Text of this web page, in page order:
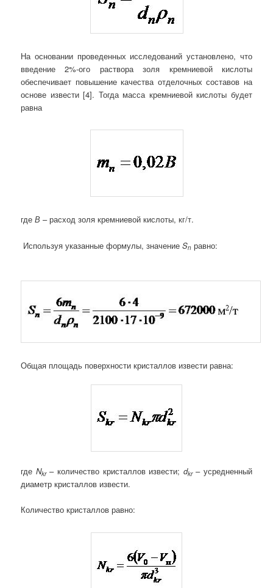
На основании проведенных исследований установлено, что
введение 2%-ого раствора золя кремниевой кислоты
обеспечивает повышение качества отделочных составов на
основе извести [4]. Тогда масса кремниевой кислоты будет
равна
гдеВ – расход золя кремниевой кислоты, кг/т.
Используя указанные формулы, значениеSn равно:
Общая площадь поверхности кристаллов извести равна:
где Nkr– количество кристаллов извести; dkr– усредненный
диаметр кристаллов извести.
Количество кристаллов равно: